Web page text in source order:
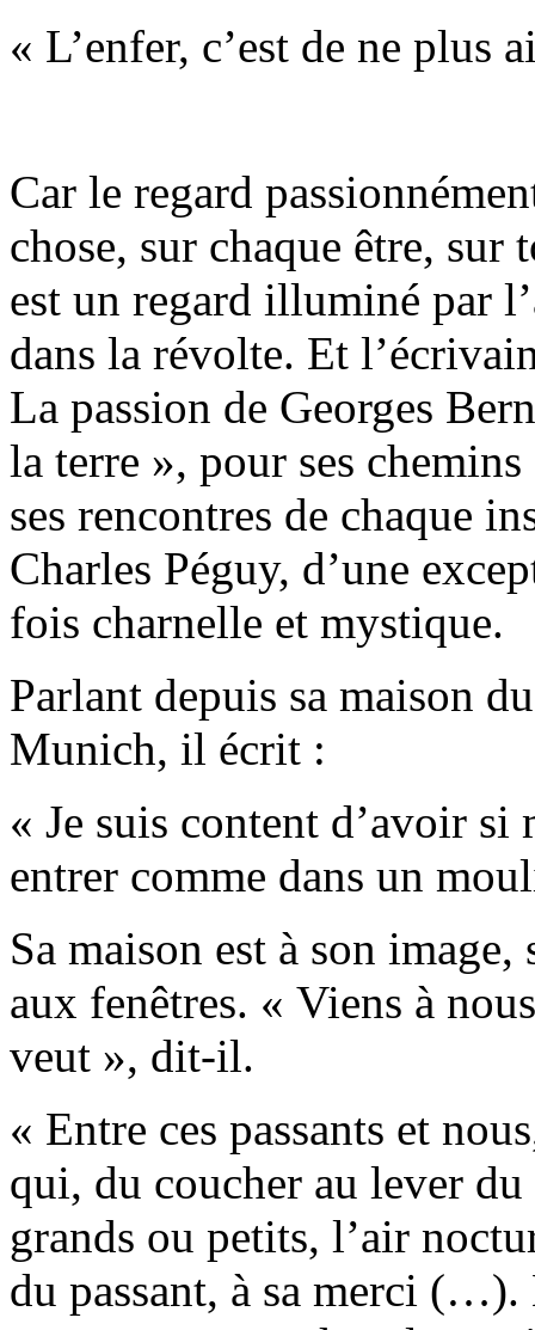
« L’enfer, c’est de ne plus
Car le regard
chose, sur chaque être, sur
est un regard illuminé par
dans la révolte. Et
La passion de Georges
la terre », pour ses
ses rencontres de chaque
Charles Péguy, d’une
fois charnelle et mystique.
Parlant depuis sa maison
Munich, il écrit :
« Je suis content d’avoir
entrer comme dans un
Sa maison est à son
aux fenêtres. « Viens à
veut », dit-il.
« Entre ces passants et
qui, du coucher au lever
grands ou petits, l’air
du passant, à sa merci (…).